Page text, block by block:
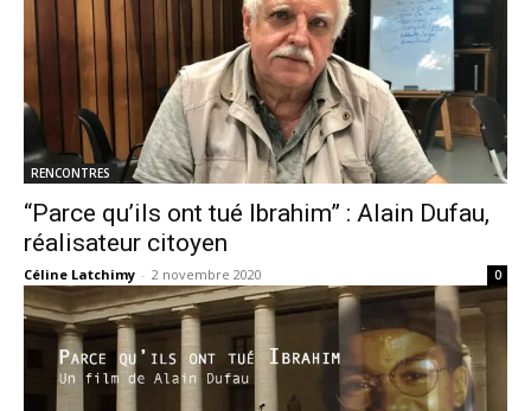
RENCONTRES
“Parce qu’ils ont tué Ibrahim” : Alain Dufau,
réalisateur citoyen
Céline Latchimy - 2 novembre 2020 0